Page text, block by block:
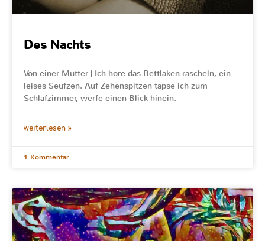
Des Nachts
Von einer Mutter | Ich höre das Bettlaken rascheln, ein
leises Seufzen. Auf Zehenspitzen tapse ich zum
Schlafzimmer, werfe einen Blick hinein.
weiterlesen »
1 Kommentar